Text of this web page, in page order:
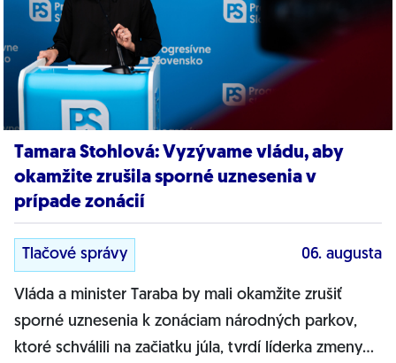
Tamara Stohlová: Vyzývame vládu, aby
okamžite zrušila sporné uznesenia v
prípade zonácií
Tlačové správy 06. augusta
Vláda a minister Taraba by mali okamžite zrušiť
sporné uznesenia k zonáciam národných parkov,
ktoré schválili na začiatku júla, tvrdí líderka zmeny